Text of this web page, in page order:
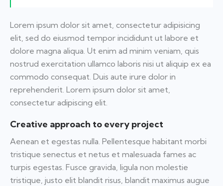
Lorem ipsum dolor sit amet, consectetur adipisicing
elit, sed do eiusmod tempor incididunt ut labore et
dolore magna aliqua. Ut enim ad minim veniam, quis
nostrud exercitation ullamco laboris nisi ut aliquip ex ea
commodo consequat. Duis aute irure dolor in
reprehenderit. Lorem ipsum dolor sit amet,
consectetur adipiscing elit.
Creative approach to every project
Aenean et egestas nulla. Pellentesque habitant morbi
tristique senectus et netus et malesuada fames ac
turpis egestas. Fusce gravida, ligula non molestie
tristique, justo elit blandit risus, blandit maximus augue